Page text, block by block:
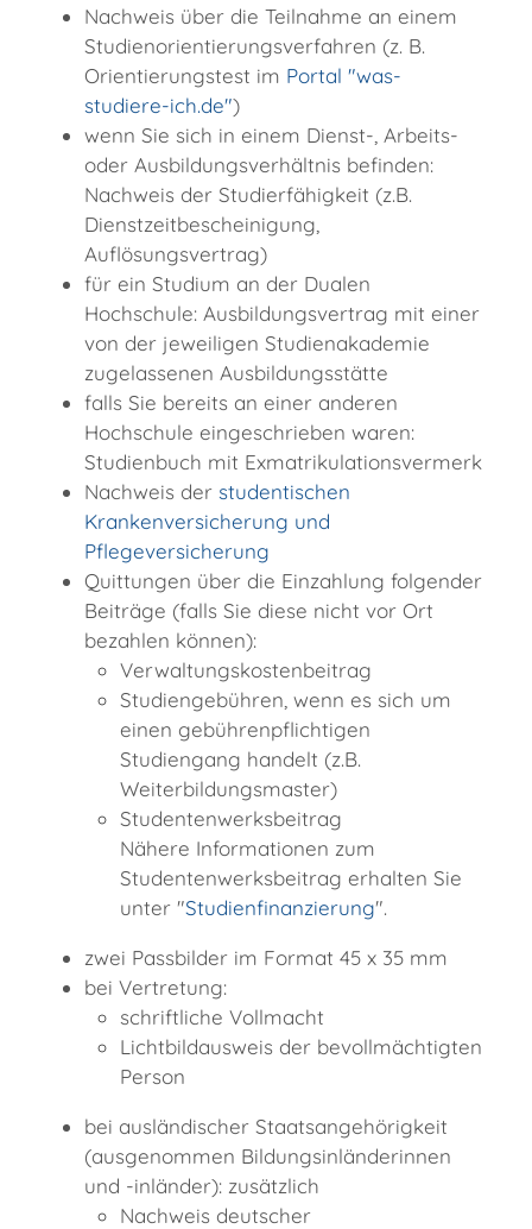
Nachweis über die Teilnahme an einem
Studienorientierungsverfahren (z. B.
Orientierungstest im Portal "was-
studiere-ich.de")
wenn Sie sich in einem Dienst-, Arbeits-
oder Ausbildungsverhältnis befinden:
Nachweis der Studierfähigkeit (z.B.
Dienstzeitbescheinigung,
Auflösungsvertrag)
für ein Studium an der Dualen
Hochschule: Ausbildungsvertrag mit einer
von der jeweiligen Studienakademie
zugelassenen Ausbildungsstätte
falls Sie bereits an einer anderen
Hochschule eingeschrieben waren:
Studienbuch mit Exmatrikulationsvermerk
Nachweis der studentischen
Krankenversicherung und
Pflegeversicherung
Quittungen über die Einzahlung folgender
Beiträge (falls Sie diese nicht vor Ort
bezahlen können):
Verwaltungskostenbeitrag
Studiengebühren, wenn es sich um
einen gebührenpflichtigen
Studiengang handelt (z.B.
Weiterbildungsmaster)
Studentenwerksbeitrag
Nähere Informationen zum
Studentenwerksbeitrag erhalten Sie
unter "Studienfinanzierung".
zwei Passbilder im Format 45 x 35 mm
bei Vertretung:
schriftliche Vollmacht
Lichtbildausweis der bevollmächtigten
Person
bei ausländischer Staatsangehörigkeit
(ausgenommen Bildungsinländerinnen
und -inländer): zusätzlich
Nachweis deutscher